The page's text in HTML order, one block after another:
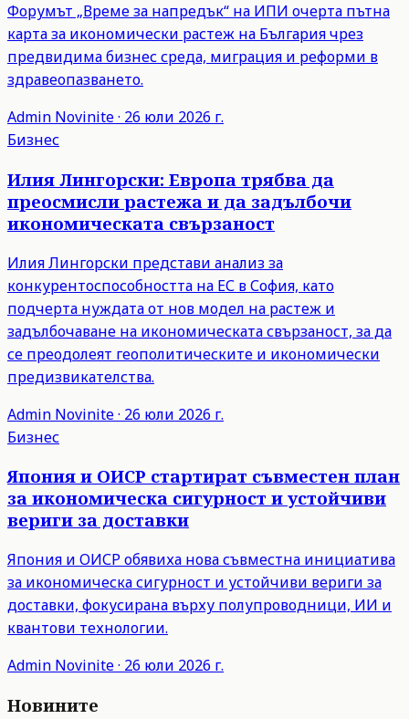
Форумът „Време за напредък“ на ИПИ очерта пътна
карта за икономически растеж на България чрез
предвидима бизнес среда, миграция и реформи в
здравеопазването.
Admin Novinite· 26 юли 2026 г.
Бизнес
Илия Лингорски: Европа трябва да
преосмисли растежа и да задълбочи
икономическата свързаност
Илия Лингорски представи анализ за
конкурентоспособността на ЕС в София, като
подчерта нуждата от нов модел на растеж и
задълбочаване на икономическата свързаност, за да
се преодолеят геополитическите и икономически
предизвикателства.
Admin Novinite· 26 юли 2026 г.
Бизнес
Япония и ОИСР стартират съвместен план
за икономическа сигурност и устойчиви
вериги за доставки
Япония и ОИСР обявиха нова съвместна инициатива
за икономическа сигурност и устойчиви вериги за
доставки, фокусирана върху полупроводници, ИИ и
квантови технологии.
Admin Novinite· 26 юли 2026 г.
Новините